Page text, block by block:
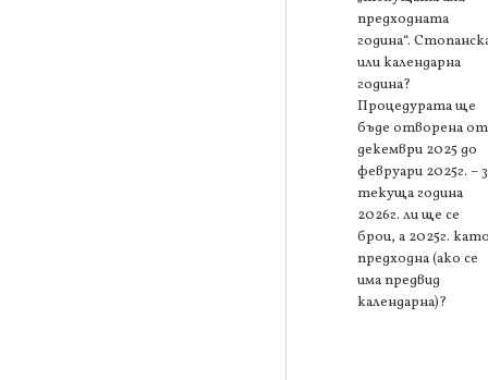
предходната
година“.
или календарна
година?
Процедурата ще
бъде отворена от
декември 2025 до
февруари 2025г. –
текуща година
2026г. ли ще се
брои, а 2025г.
предходна (ако се
има предвид
календарна)?